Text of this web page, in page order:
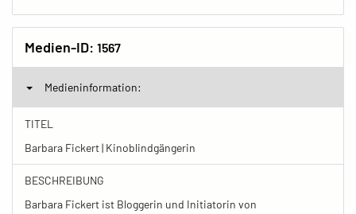
Medien-ID: 1567
Medieninformation:
TITEL
Barbara Fickert | Kinoblindgängerin
BESCHREIBUNG
Barbara Fickert ist Bloggerin und Initiatorin von